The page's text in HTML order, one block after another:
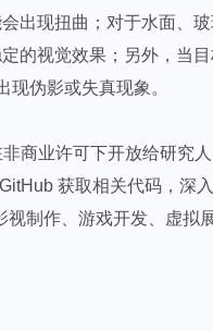
出现扭曲；对于水面、
的视觉效果；另外，当
现伪影或失真现象。​
商业许可下开放给研究
获取相关代码，深
制作、游戏开发、虚拟